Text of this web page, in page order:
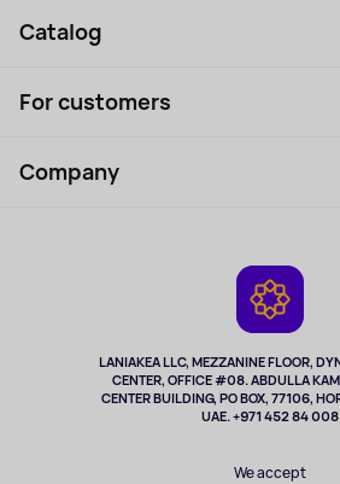
LANIAKEA LLC, MEZZANINE FLOOR,
CENTER, OFFICE #08. ABDULLA
CENTER BUILDING, PO BOX, 77106,
UAE. +971 452 84 008
We accept
Catalog
Laptops, Monitors, VR
Perfumes and cosmetics
Music and sound
Clothing and accessories
For customers
How to order
Company